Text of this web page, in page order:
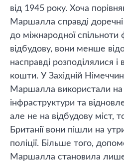
від 1945 року. Хоча
Маршалла справді
до міжнародної спільноти
відбудову, вони менше
насправді розподілялися і
кошти. У Західній
Маршалла використали на
інфраструктури та
але не на відбудову міст,
Британії вони пішли на
поліції. Більше того,
Маршалла становила